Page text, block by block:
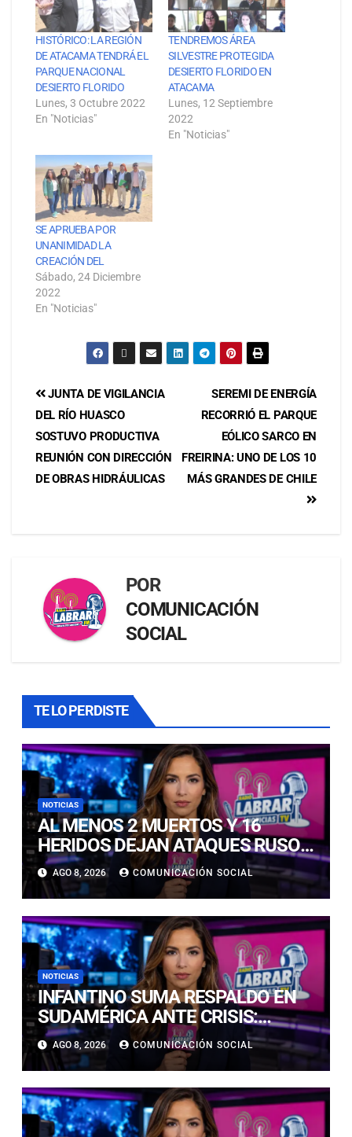
HISTÓRICO: LA REGIÓN
DE ATACAMA TENDRÁ EL
PARQUE NACIONAL
DESIERTO FLORIDO
Lunes, 3 Octubre 2022
En "Noticias"
TENDREMOS ÁREA
SILVESTRE PROTEGIDA
DESIERTO FLORIDO EN
ATACAMA
Lunes, 12 Septiembre
2022
En "Noticias"
SE APRUEBA POR
UNANIMIDAD LA
CREACIÓN DEL
Sábado, 24 Diciembre
2022
En "Noticias"
SEREMI DE ENERGÍA
RECORRIÓ EL PARQUE
EÓLICO SARCO EN
FREIRINA: UNO DE LOS 10
MÁS GRANDES DE CHILE
JUNTA DE VIGILANCIA
DEL RÍO HUASCO
SOSTUVO PRODUCTIVA
REUNIÓN CON DIRECCIÓN
DE OBRAS HIDRÁULICAS
POR
COMUNICACIÓN
SOCIAL
TE LO PERDISTE
NOTICIAS
AL MENOS 2 MUERTOS Y 16
HERIDOS DEJAN ATAQUES RUSOS
A UCRANIA: UN BOMBARDEO
ALCANZÓ ESTADIO DE FÚTBOL
AGO 8, 2026 COMUNICACIÓN SOCIAL
NOTICIAS
INFANTINO SUMA RESPALDO EN
SUDAMÉRICA ANTE CRISIS:
ECUADOR Y VENEZUELA SE
CUADRAN CON EL SUIZO
AGO 8, 2026 COMUNICACIÓN SOCIAL